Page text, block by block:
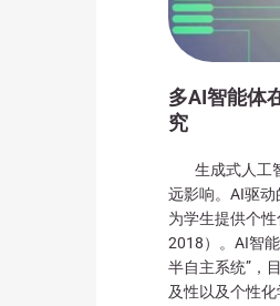
多AI智能体
究
生成式人工智
远影响。AI驱
为学生提供个
2018）。AI智
半自主系统”，
及性以及个性